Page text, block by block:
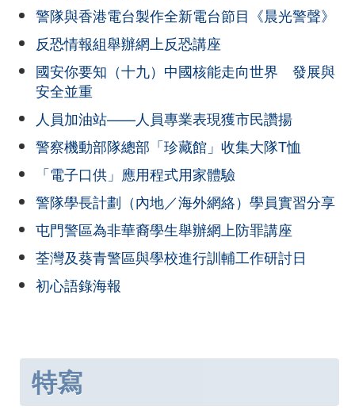
警隊與香港電台製作全新電台節目《晨光警聲》
反恐情報組舉辦網上反恐講座
國安你要知（十九）中國核能走向世界 發展與
安全並重
人員加油站——人員專業表現獲市民讚揚
警察機動部隊總部「珍藏館」收集大隊T恤
「電子口供」應用程式用家體驗
警隊學長計劃（內地／海外網絡）學員實習分享
屯門警區為非華裔學生舉辦網上防罪講座
荃灣及葵青警區與學校進行訓輔工作研討日
初心語錄海報
特寫